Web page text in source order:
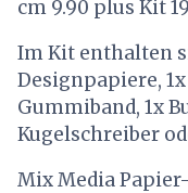
cm 9.90 plus Kit
Im Kit enthalten
Designpapiere, 1x
Gummiband, 1x
Kugelschreiber
Mix Media